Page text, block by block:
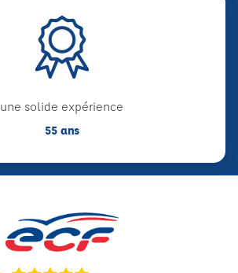
une solide expérience
55 ans